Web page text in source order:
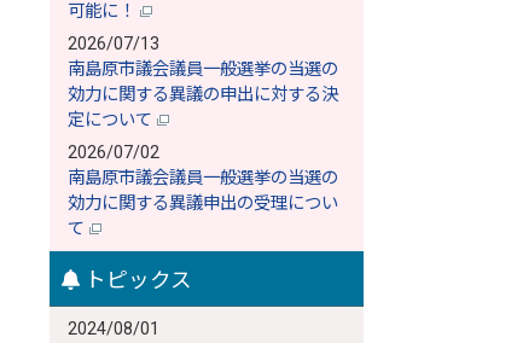
可能に！
2026/07/13
南島原市議会議員一般選挙の当選の
効力に関する異議の申出に対する決
定について
2026/07/02
南島原市議会議員一般選挙の当選の
効力に関する異議申出の受理につい
て
トピックス
2024/08/01